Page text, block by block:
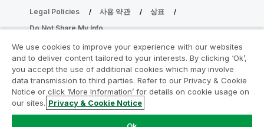
Legal Policies
사용 약관
상표
Do Not Share My Info
Copyright © 1993-2026 QlikTech International AB. 무단 전재
및 복제를 금합니다.
분석 현대화 프로그램에 참여
분석 현대화 프로그램으로 귀중한 QlikView 앱을 손상시키지
We use cookies to improve your experience with our websites
and to deliver content tailored to your interests. By clicking ‘Ok’,
you accept the use of additional cookies which may involve
data transmission to third parties. Refer to our Privacy & Cookie
Notice or click ‘More Information’ for details on cookie usage on
our sites. Privacy & Cookie Notice